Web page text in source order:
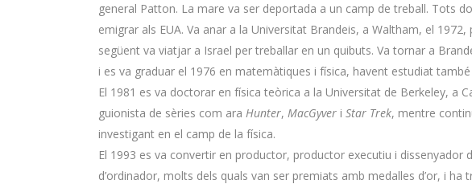
general Patton. La mare va ser deportada a un camp de treball. Tots
emigrar als EUA. Va anar a la Universitat Brandeis, a Waltham, el 1972,
següent va viatjar a Israel per treballar en un quibuts. Va tornar a
i es va graduar el 1976 en matemàtiques i física, havent estudiat
El 1981 es va doctorar en física teòrica a la Universitat de Berkeley, a
guionista de sèries com ara Hunter, MacGyver i Star Trek, mentre
investigant en el camp de la física.
El 1993 es va convertir en productor, productor executiu i dissenyador
d’ordinador, molts dels quals van ser premiats amb medalles d’or, i ha